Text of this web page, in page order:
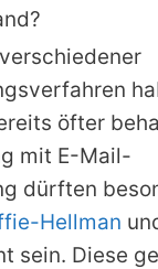
öfter
mit E-Mail-
dürften
Hellman
sein. Diese